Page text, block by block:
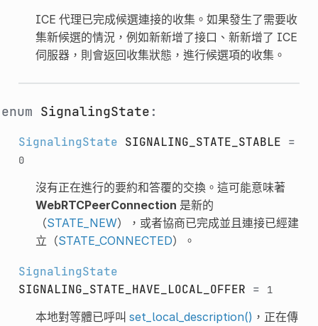
ICE 代理已完成候選連接的收集。如果發生了需要收
集新候選的情況，例如新新增了接口、新新增了 ICE
伺服器，則會返回收集狀態，進行候選項的收集。
enum SignalingState :
SignalingState SIGNALING_STATE_STABLE =
0
沒有正在進行的要約和答覆的交換。這可能意味著
WebRTCPeerConnection 是新的
（STATE_NEW），或者協商已完成並且連接已經建
立（STATE_CONNECTED）。
SignalingState
SIGNALING_STATE_HAVE_LOCAL_OFFER = 1
本地對等體已呼叫 set_local_description() ，正在傳